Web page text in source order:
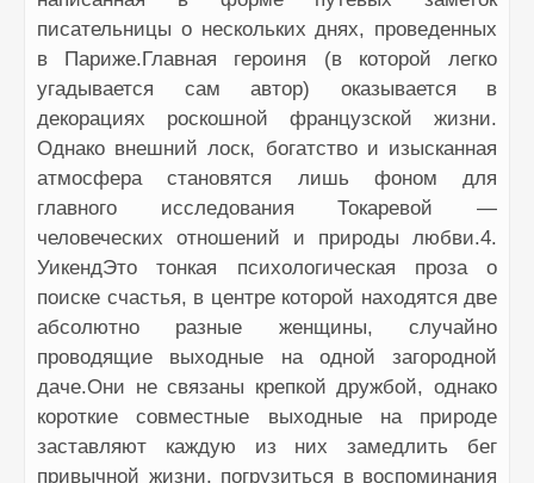
писательницы о нескольких днях, проведенных
в Париже.Главная героиня (в которой легко
угадывается сам автор) оказывается в
декорациях роскошной французской жизни.
Однако внешний лоск, богатство и изысканная
атмосфера становятся лишь фоном для
главного исследования Токаревой —
человеческих отношений и природы любви.4.
УикендЭто тонкая психологическая проза о
поиске счастья, в центре которой находятся две
абсолютно разные женщины, случайно
проводящие выходные на одной загородной
даче.Они не связаны крепкой дружбой, однако
короткие совместные выходные на природе
заставляют каждую из них замедлить бег
привычной жизни, погрузиться в воспоминания